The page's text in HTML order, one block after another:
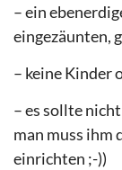
– ein
eingezäunten,
– keine Kinder
– es sollte
man muss ihm
einrichten ;-))